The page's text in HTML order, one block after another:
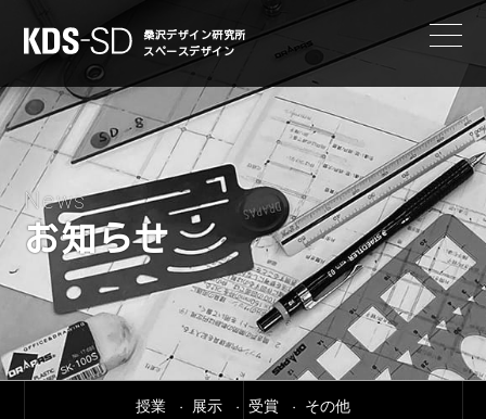
KDS-SD
桑沢デザイン研究所
スペースデザイン
News
お知らせ
授業 展示 受賞 その他